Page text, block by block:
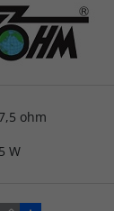
ohm
5 W